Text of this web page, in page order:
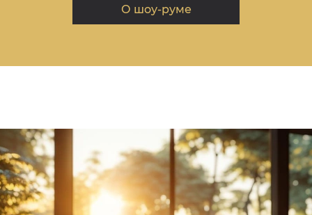
О шоу-руме